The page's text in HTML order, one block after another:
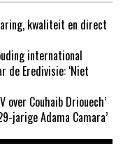
kwaliteit en direct
international
de Eredivisie: ‘Niet
over Couhaib Driouech’
jarige Adama Camara’